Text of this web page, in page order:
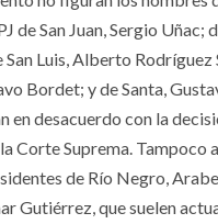
de San Juan, Sergio Uñac;
Luis, Alberto Rodríguez
Bordet; y de Santa,
en desacuerdo con la
Corte Suprema. Tampoco
de Río Negro,
Gutiérrez, que suelen